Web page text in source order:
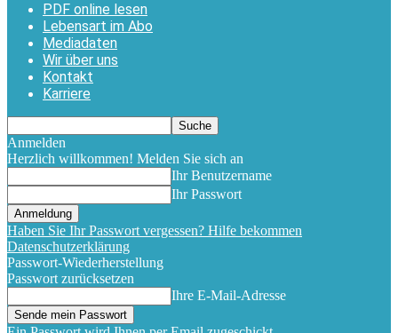
PDF online lesen
Lebensart im Abo
Mediadaten
Wir über uns
Kontakt
Karriere
Anmelden
Herzlich willkommen! Melden Sie sich an
Ihr Benutzername
Ihr Passwort
Haben Sie Ihr Passwort vergessen? Hilfe bekommen
Datenschutzerklärung
Passwort-Wiederherstellung
Passwort zurücksetzen
Ihre E-Mail-Adresse